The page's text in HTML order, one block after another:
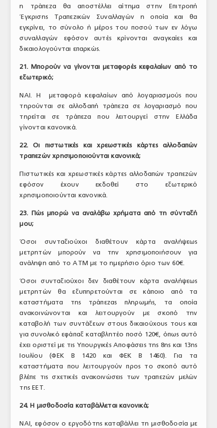
η τράπεζα θα αποστέλλει αίτημα στην Επιτροπή
Έγκρισης Τραπεζικών Συναλλαγών η οποία και θα
εγκρίνει, το σύνολο ή μέρος του ποσού των εν λόγω
συναλλαγών εφόσον αυτές κρίνονται αναγκαίες και
δικαιολογούνται επαρκώς.
21. Μπορούν να γίνονται μεταφορές κεφαλαίων από το
εξωτερικό;
ΝΑΙ. Η μεταφορά κεφαλαίων από λογαριασμούς που
τηρούνται σε αλλοδαπή τράπεζα σε λογαριασμό που
τηρείται σε τράπεζα που λειτουργεί στην Ελλάδα
γίνονται κανονικά.
22. Οι πιστωτικές και χρεωστικές κάρτες αλλοδαπών
τραπεζών χρησιμοποιούνται κανονικά;
Πιστωτικές και χρεωστικές κάρτες αλλοδαπών τραπεζών
εφόσον έχουν εκδοθεί στο εξωτερικό
χρησιμοποιούνται κανονικά.
23. Πώς μπορώ να αναλάβω χρήματα από τη σύνταξή
μου;
Όσοι συνταξιούχοι διαθέτουν κάρτα αναλήψεως
μετρητών μπορούν να την χρησιμοποιήσουν για
ανάληψη από το ΑΤΜ με το ημερήσιο όριο των 60€.
Όσοι συνταξιούχοι δεν διαθέτουν κάρτα αναλήψεως
μετρητών θα εξυπηρετούνται σε κάποιο από τα
καταστήματα της τράπεζας πληρωμής, τα οποία
ανακοινώνονται και λειτουργούν με σκοπό την
καταβολή των συντάξεων στους δικαιούχους τους και
για συνολικό εφάπαξ καταβλητέο ποσό 120€, όπως αυτό
έχει οριστεί με τις Υπουργικές Αποφάσεις της 8ης και 13ης
Ιουλίου (ΦΕΚ Β 1420 και ΦΕΚ Β 1460). Για τα
καταστήματα που λειτουργούν προς το σκοπό αυτό
βλέπε τις σχετικές ανακοινώσεις των τραπεζών μελών
της ΕΕΤ.
24. Η μισθοδοσία καταβάλλεται κανονικά;
ΝΑΙ, εφόσον ο εργοδότης καταβάλλει τη μισθοδοσία με